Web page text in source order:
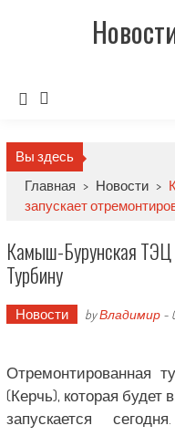
Вы здесь
Главная > Новости >
запускает
Камыш-Бурунская ТЭЦ
Турбину
Новости byВладимир-
Отремонтированная
(Керчь), которая будет
запускается